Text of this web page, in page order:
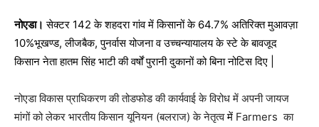
नोएडा। सेक्टर 142 के शहदरा गांव में किसानों के 64.7% अतिरिक्त मुआवज़ा
10%भूखण्ड, लीजबैक, पुनर्वास योजना व उच्चन्यायालय के स्टे के बावजूद
किसान नेता हातम सिंह भाटी की वर्षों पुरानी दुकानों को बिना नोटिस दिए |
नोएडा विकास प्राधिकरण की तोडफोड की कार्यवाई के विरोध में अपनी जायज
मांगों को लेकर भारतीय किसान यूनियन (बलराज) के नेतृत्वमें Farmers का